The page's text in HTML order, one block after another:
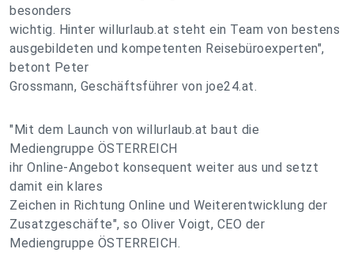
besonders
wichtig. Hinter willurlaub.at steht ein Team von bestens
ausgebildeten und kompetenten Reisebüroexperten",
betont Peter
Grossmann, Geschäftsführer von joe24.at.
"Mit dem Launch von willurlaub.at baut die
Mediengruppe ÖSTERREICH
ihr Online-Angebot konsequent weiter aus und setzt
damit ein klares
Zeichen in Richtung Online und Weiterentwicklung der
Zusatzgeschäfte", so Oliver Voigt, CEO der
Mediengruppe ÖSTERREICH.